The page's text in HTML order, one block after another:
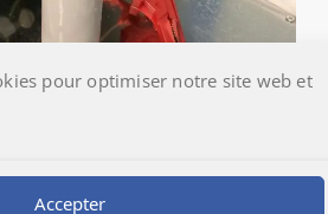
pour optimiser notre site web et
Accepter